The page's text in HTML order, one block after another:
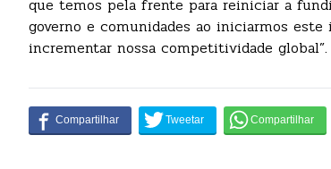
que temos pela frente para reiniciar a
governo e comunidades ao iniciarmos
incrementar nossa competitividade global”.